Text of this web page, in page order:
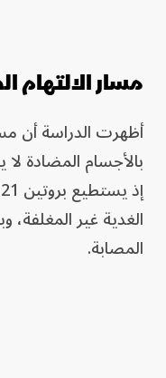
مسار الالتهام
أظهرت الدراسة أن
بالأجسام المضادة
الغدية غير المغلفة،
المصابة.